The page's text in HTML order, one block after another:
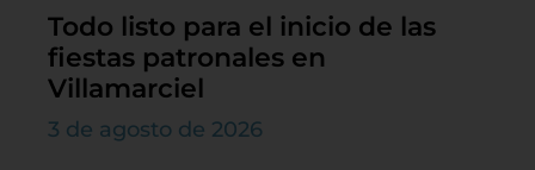
Todo listo para el inicio de las
fiestas patronales en
Villamarciel
3 de agosto de 2026